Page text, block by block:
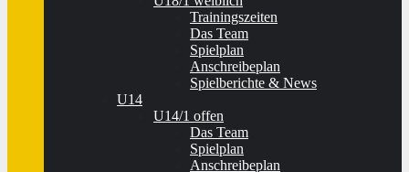
Trainingszeiten
Das Team
Spielplan
Anschreibeplan
Spielberichte & News
U14
U14/1 offen
Das Team
Spielplan
Anschreibeplan